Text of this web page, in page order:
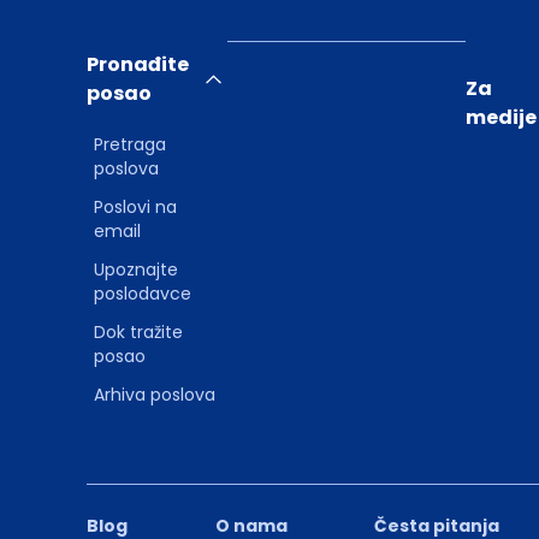
Blog O nama Česta pitanja
Pronađite
posao
Pretraga
poslova
Poslovi na
email
Upoznajte
poslodavce
Dok tražite
posao
Arhiva poslova
Za
medije